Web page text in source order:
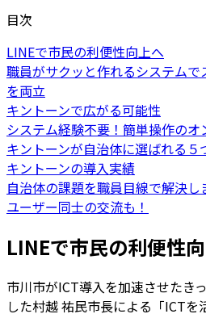
目次
LINEで市民の利便性向上へ
職員がサクッと作れるシステム
を両立
キントーンで広がる可能性
システム経験不要！簡単操作の
キントーンが自治体に選ばれる５
キントーンの導入実績
自治体の課題を職員目線で解決し
ユーザー同士の交流も！
LINEで市民の利便性
市川市がICT導入を加速させたき
した村越 祐民市長による「ICT